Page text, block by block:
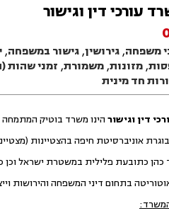
עורכי דין וגישור
משפחה,גירושין,גישור במשפחה,
,מזונות,משמורת, זמני שהות
חד מינית
דין וגישור הינו משרד בוטיק
אוניברסיטת חיפה בהצטיינות
כתובעת פלילית במשטרת ישראל וכן
בתחום דיני המשפחה והירושות